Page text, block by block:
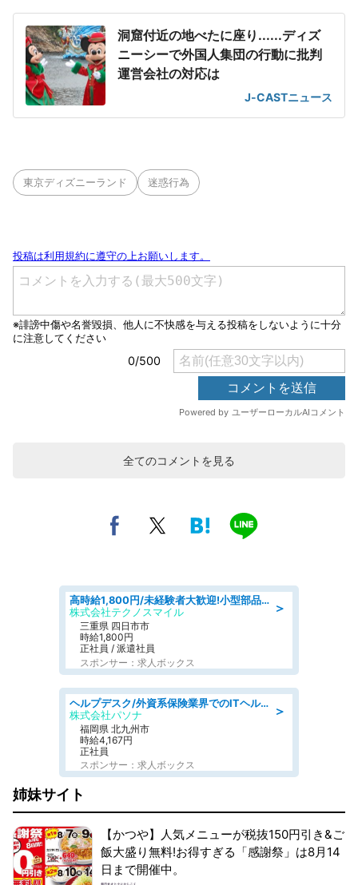
洞窟付近の地べたに座り......ディズ
ニーシーで外国人集団の行動に批判
運営会社の対応は
J-CASTニュース
東京ディズニーランド 迷惑行為
全てのコメントを見る
＞
高時給1,800円/未経験者大歓迎!小型部品の加工業務 denso aichi
株式会社テクノスマイル
三重県 四日市市
時給1,800円
正社員 / 派遣社員
スポンサー：求人ボックス
＞
ヘルプデスク/外資系保険業界でのITヘルプデスク業務/駅近/即日勤務可/ヘルプデスク
株式会社パソナ
福岡県 北九州市
時給4,167円
正社員
スポンサー：求人ボックス
姉妹サイト
【かつや】人気メニューが税抜150円引き&ご
飯大盛り無料!お得すぎる「感謝祭」は8月14
日まで開催中。